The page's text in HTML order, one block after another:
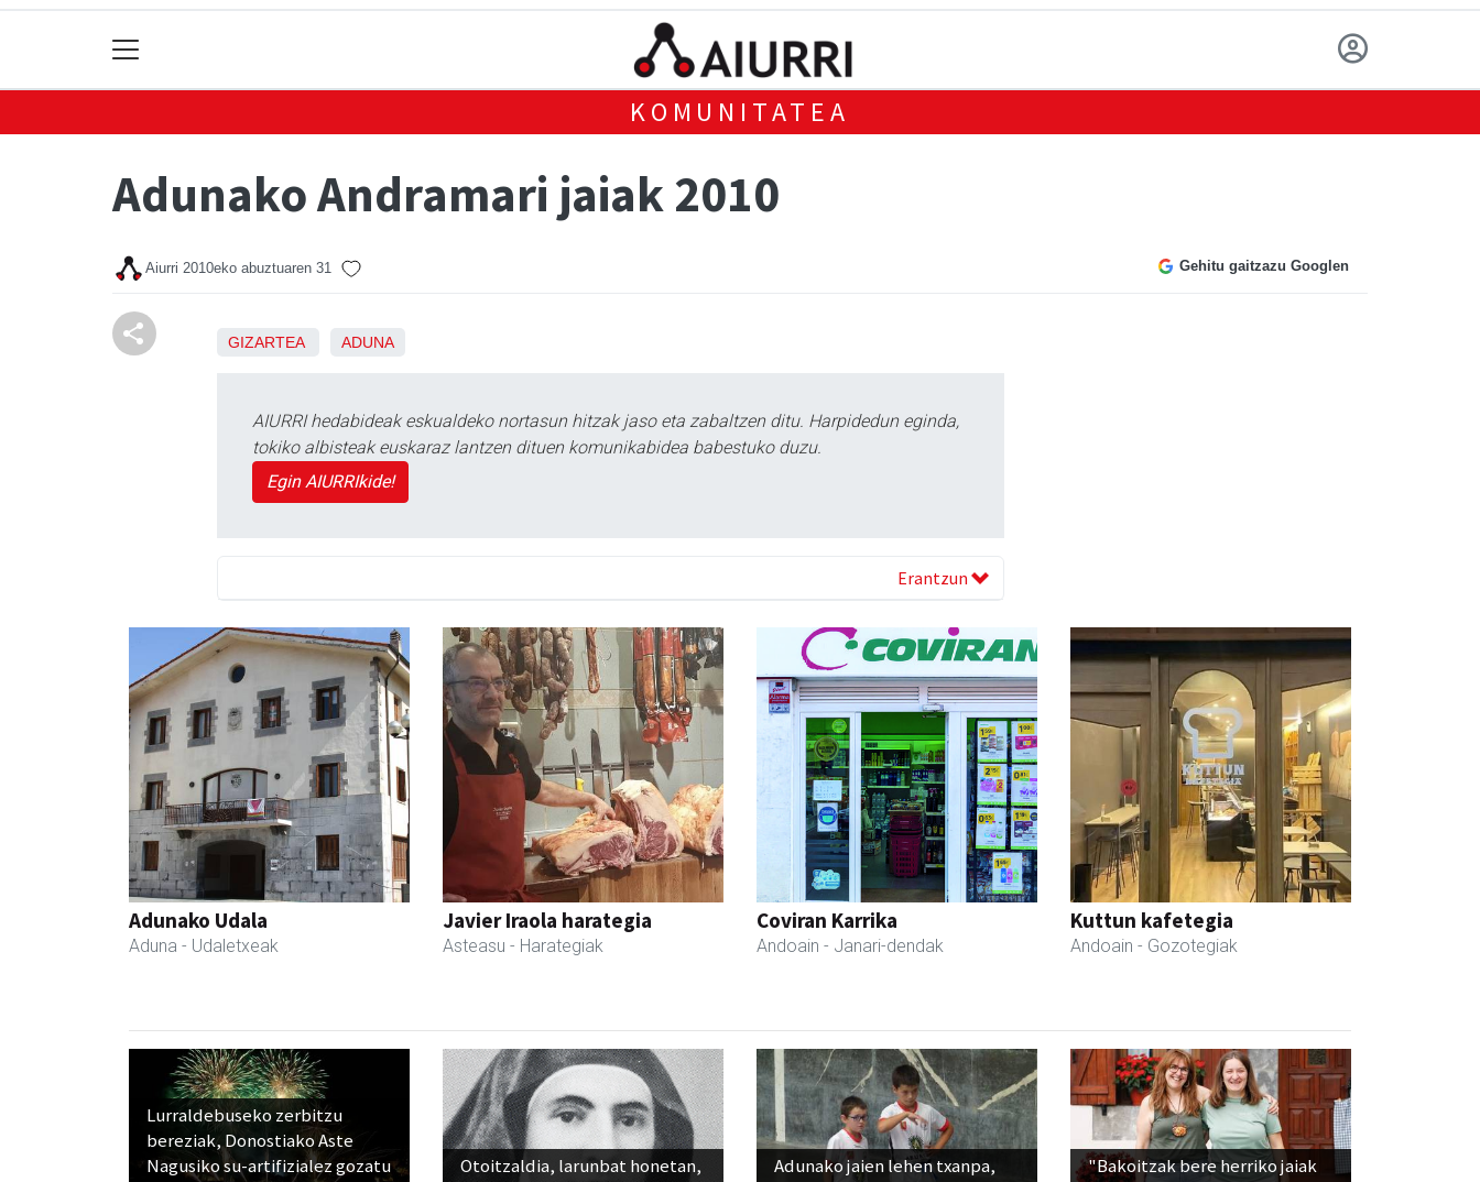
KOMUNITATEA
Adunako Andramari jaiak 2010
Aiurri 2010eko abuztuaren 31 Gehitu gaitzazu Googlen
GIZARTEA ADUNA
AIURRI hedabideak eskualdeko nortasun hitzak jaso eta zabaltzen ditu. Harpidedun eginda,
tokiko albisteak euskaraz lantzen dituen komunikabidea babestuko duzu.
Egin AIURRIkide!
Erantzun
Adunako Udala
Aduna - Udaletxeak
Javier Iraola harategia
Asteasu - Harategiak
Coviran Karrika
Andoain - Janari-dendak
Kuttun kafetegia
Andoain - Gozotegiak
Lurraldebuseko zerbitzu
bereziak, Donostiako Aste
Nagusiko su-artifizialez gozatu
Otoitzaldia, larunbat honetan,
Adunako jaien lehen txanpa,
"Bakoitzak bere herriko jaiak